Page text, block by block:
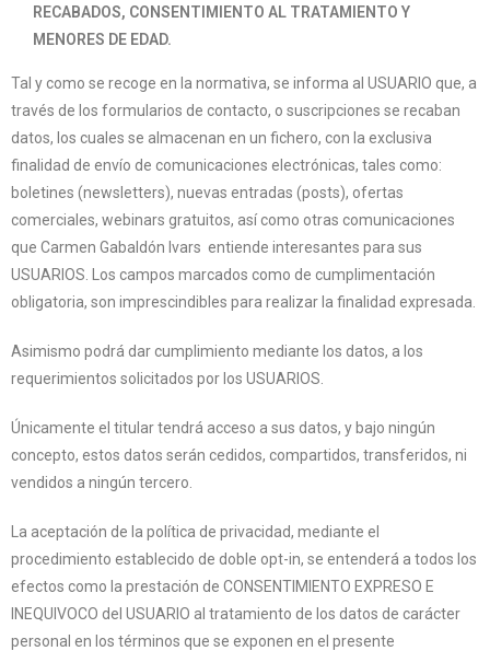
RECABADOS, CONSENTIMIENTO AL TRATAMIENTO Y
MENORES DE EDAD.
Tal y como se recoge en la normativa, se informa al USUARIO que, a
través de los formularios de contacto, o suscripciones se recaban
datos, los cuales se almacenan en un fichero, con la exclusiva
finalidad de envío de comunicaciones electrónicas, tales como:
boletines (newsletters), nuevas entradas (posts), ofertas
comerciales, webinars gratuitos, así como otras comunicaciones
que Carmen Gabaldón Ivars entiende interesantes para sus
USUARIOS. Los campos marcados como de cumplimentación
obligatoria, son imprescindibles para realizar la finalidad expresada.
Asimismo podrá dar cumplimiento mediante los datos, a los
requerimientos solicitados por los USUARIOS.
Únicamente el titular tendrá acceso a sus datos, y bajo ningún
concepto, estos datos serán cedidos, compartidos, transferidos, ni
vendidos a ningún tercero.
La aceptación de la política de privacidad, mediante el
procedimiento establecido de doble opt-in, se entenderá a todos los
efectos como la prestación de CONSENTIMIENTO EXPRESO E
INEQUIVOCO del USUARIO al tratamiento de los datos de carácter
personal en los términos que se exponen en el presente